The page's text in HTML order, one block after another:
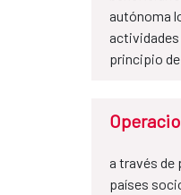
autónoma
principio
a través de
países